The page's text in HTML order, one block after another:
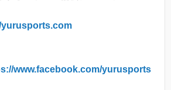
yurusports.com
www.facebook.com/yurusports